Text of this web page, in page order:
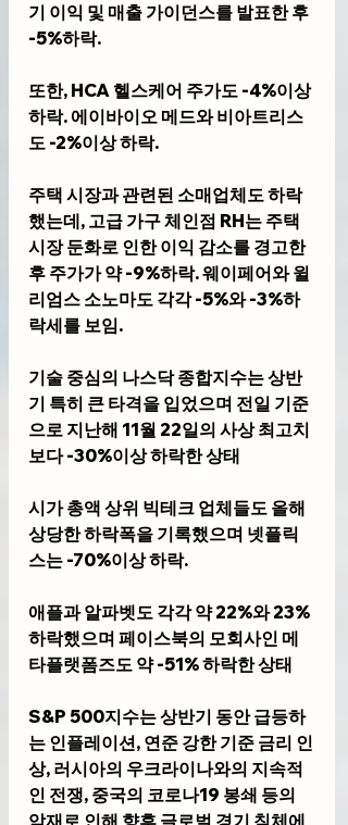
기 이익 및 매출 가이던스를 발표한 후
-5%하락.
또한, HCA 헬스케어 주가도 -4%이상
하락. 에이바이오 메드와 비아트리스
도 -2%이상 하락.
주택 시장과 관련된 소매업체도 하락
했는데, 고급 가구 체인점 RH는 주택
시장 둔화로 인한 이익 감소를 경고한
후 주가가 약 -9%하락. 웨이페어와 윌
리엄스 소노마도 각각 -5%와 -3%하
락세를 보임.
기술 중심의 나스닥 종합지수는 상반
기 특히 큰 타격을 입었으며 전일 기준
으로 지난해 11월 22일의 사상 최고치
보다 -30%이상 하락한 상태
시가 총액 상위 빅테크 업체들도 올해
상당한 하락폭을 기록했으며 넷플릭
스는 -70%이상 하락.
애플과 알파벳도 각각 약 22%와 23%
하락했으며 페이스북의 모회사인 메
타플랫폼즈도 약 -51% 하락한 상태
S&P 500지수는 상반기 동안 급등하
는 인플레이션, 연준 강한 기준 금리 인
상, 러시아의 우크라이나와의 지속적
인 전쟁, 중국의 코로나19 봉쇄 등의